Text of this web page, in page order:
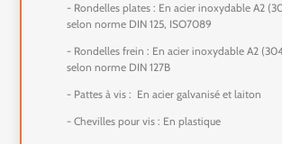
- Rondelles plates : En acier inoxydable A2
selon norme DIN 125, ISO7089
- Rondelles frein : En acier inoxydable A2
selon norme DIN 127B
- Pattes à vis : En acier galvanisé et laiton
- Chevilles pour vis : En plastique